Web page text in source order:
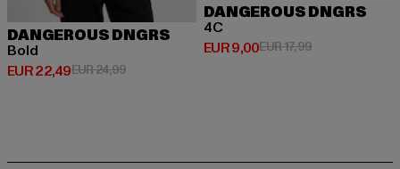
DANGEROUS DNGRS
Bold
EUR 22,49
Huidige prijs: EUR 22,49
EUR 24,99Actieprijs: EUR 24,99
DANGEROUS DNGRS
4C
EUR 9,00
Huidige prijs: EUR 9,00
EUR 17,99Actieprijs: EUR